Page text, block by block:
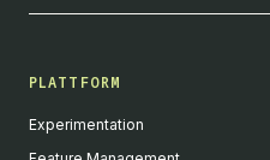
PLATTFORM
Experimentation